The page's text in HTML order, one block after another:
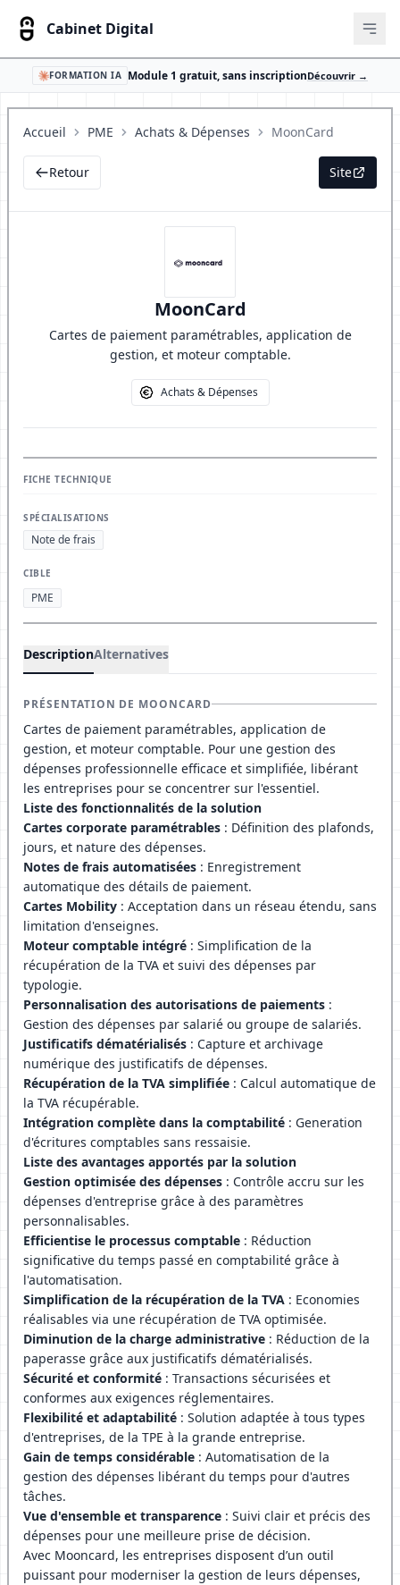
Cabinet Digital
FORMATION IA Module 1 gratuit, sans inscriptionDécouvrir →
Accueil PME Achats & Dépenses MoonCard
Retour Site
MoonCard
Cartes de paiement paramétrables, application de
gestion, et moteur comptable.
Achats & Dépenses
FICHE TECHNIQUE
SPÉCIALISATIONS
Note de frais
CIBLE
PME
DescriptionAlternatives
PRÉSENTATION DE MOONCARD
Cartes de paiement paramétrables, application de
gestion, et moteur comptable. Pour une gestion des
dépenses professionnelle efficace et simplifiée, libérant
les entreprises pour se concentrer sur l'essentiel.
Liste des fonctionnalités de la solution
Cartes corporate paramétrables : Définition des plafonds,
jours, et nature des dépenses.
Notes de frais automatisées : Enregistrement
automatique des détails de paiement.
Cartes Mobility : Acceptation dans un réseau étendu, sans
limitation d'enseignes.
Moteur comptable intégré : Simplification de la
récupération de la TVA et suivi des dépenses par
typologie.
Personnalisation des autorisations de paiements :
Gestion des dépenses par salarié ou groupe de salariés.
Justificatifs dématérialisés : Capture et archivage
numérique des justificatifs de dépenses.
Récupération de la TVA simplifiée : Calcul automatique de
la TVA récupérable.
Intégration complète dans la comptabilité : Generation
d'écritures comptables sans ressaisie.
Liste des avantages apportés par la solution
Gestion optimisée des dépenses : Contrôle accru sur les
dépenses d'entreprise grâce à des paramètres
personnalisables.
Efficientise le processus comptable : Réduction
significative du temps passé en comptabilité grâce à
l'automatisation.
Simplification de la récupération de la TVA : Economies
réalisables via une récupération de TVA optimisée.
Diminution de la charge administrative : Réduction de la
paperasse grâce aux justificatifs dématérialisés.
Sécurité et conformité : Transactions sécurisées et
conformes aux exigences réglementaires.
Flexibilité et adaptabilité : Solution adaptée à tous types
d'entreprises, de la TPE à la grande entreprise.
Gain de temps considérable : Automatisation de la
gestion des dépenses libérant du temps pour d'autres
tâches.
Vue d'ensemble et transparence : Suivi clair et précis des
dépenses pour une meilleure prise de décision.
Avec Mooncard, les entreprises disposent d’un outil
puissant pour moderniser la gestion de leurs dépenses,